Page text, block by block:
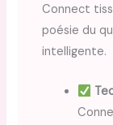
Connect
poésie du
intelligente.